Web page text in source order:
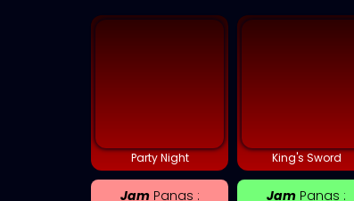
Party Night
JamPanas :
King's Sword
JamPanas :